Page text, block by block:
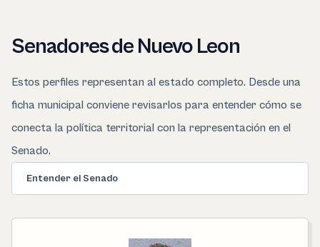
Senadores de Nuevo Leon
Estos perfiles representan al estado completo. Desde una
ficha municipal conviene revisarlos para entender cómo se
conecta la política territorial con la representación en el
Senado.
Entender el Senado